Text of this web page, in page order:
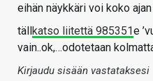
eihän näykkäri voi koko
tällkatso liitettä 985351e
vain..ok,…odotetaan
Kirjaudu sisään vastataksesi